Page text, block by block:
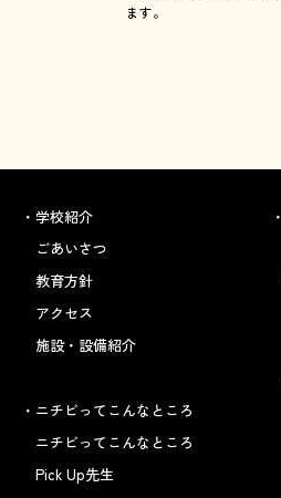
ます。
学校紹介
ごあいさつ
教育方針
アクセス
施設・設備紹介
ニチビってこんなところ
ニチビってこんなところ
Pick Up先生